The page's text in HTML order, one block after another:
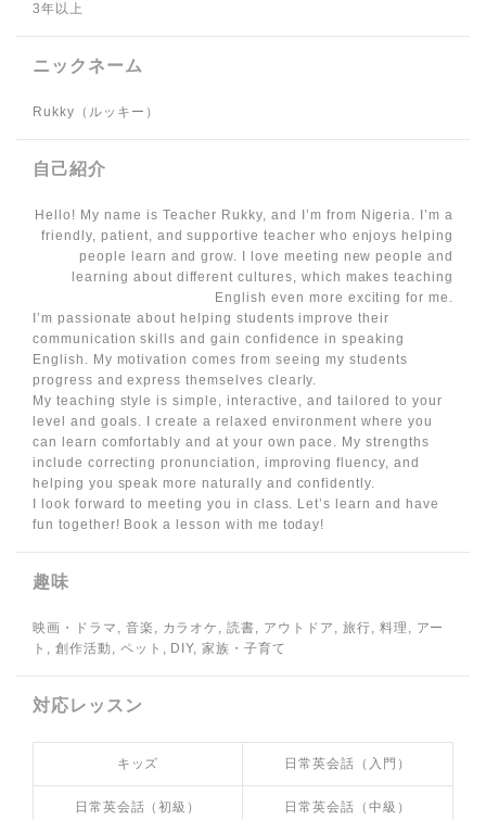
3年以上
ニックネーム
Rukky（ルッキー）
自己紹介
Hello! My name is Teacher Rukky, and I’m from Nigeria. I’m a
friendly, patient, and supportive teacher who enjoys helping
people learn and grow. I love meeting new people and
learning about different cultures, which makes teaching
English even more exciting for me.
I’m passionate about helping students improve their
communication skills and gain confidence in speaking
English. My motivation comes from seeing my students
progress and express themselves clearly.
My teaching style is simple, interactive, and tailored to your
level and goals. I create a relaxed environment where you
can learn comfortably and at your own pace. My strengths
include correcting pronunciation, improving fluency, and
helping you speak more naturally and confidently.
I look forward to meeting you in class. Let’s learn and have
fun together! Book a lesson with me today!
趣味
映画・ドラマ, 音楽, カラオケ, 読書, アウトドア, 旅行, 料理, アー
ト, 創作活動, ペット, DIY, 家族・子育て
対応レッスン
キッズ 日常英会話（入門）
日常英会話（初級） 日常英会話（中級）